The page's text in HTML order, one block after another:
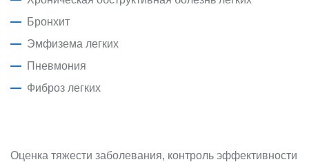
Бронхит
Эмфизема легких
Пневмония
Фиброз легких
Оценка тяжести заболевания, контроль эффективности